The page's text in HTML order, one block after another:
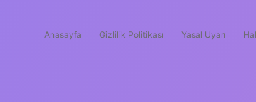
Anasayfa Gizlilik Politikası Yasal Uyarı